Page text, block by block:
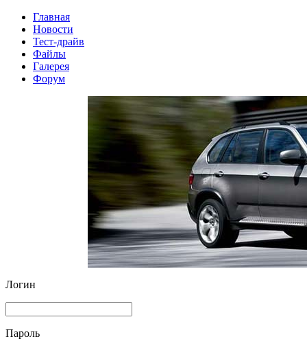
Главная
Новости
Тест-драйв
Файлы
Галерея
Форум
Логин
Пароль